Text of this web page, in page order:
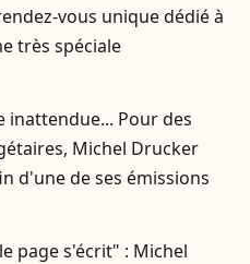
vous unique dédié à
très spéciale
inattendue... Pour des
Michel Drucker
d'une de ses émissions
page s'écrit" : Michel